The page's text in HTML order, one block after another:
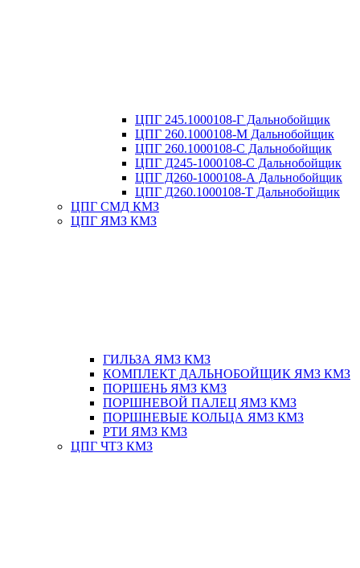
ЦПГ 245.1000108-Г Дальнобойщик
ЦПГ 260.1000108-М Дальнобойщик
ЦПГ 260.1000108-С Дальнобойщик
ЦПГ Д245-1000108-С Дальнобойщик
ЦПГ Д260-1000108-А Дальнобойщик
ЦПГ Д260.1000108-Т Дальнобойщик
ЦПГ СМД КМЗ
ЦПГ ЯМЗ КМЗ
ГИЛЬЗА ЯМЗ КМЗ
КОМПЛЕКТ ДАЛЬНОБОЙЩИК ЯМЗ КМЗ
ПОРШЕНЬ ЯМЗ КМЗ
ПОРШНЕВОЙ ПАЛЕЦ ЯМЗ КМЗ
ПОРШНЕВЫЕ КОЛЬЦА ЯМЗ КМЗ
РТИ ЯМЗ КМЗ
ЦПГ ЧТЗ КМЗ